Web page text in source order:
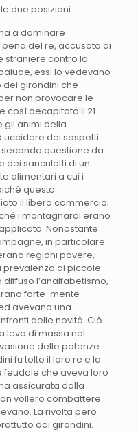
due posizioni.
a dominare
del re, accusato di
straniere contro la
essi lo vedevano
girondini che
non provocare le
così decapitato il 21
gli animi della
dei sospetti
questione da
dei sanculotti di un
alimentari a cui i
questo
il libero commercio;
i montagnardi erano
Nonostante
in particolare
regioni povere,
prevalenza di piccole
l’analfabetismo,
forte-mente
avevano una
delle novità. Ciò
leva di massa nel
delle potenze
fu tolto il loro re e la
che aveva loro
assicurata dalla
vollero combattere
La rivolta però
dai girondini.